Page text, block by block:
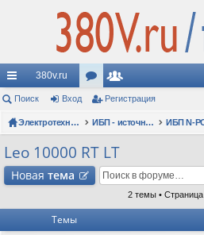
с
ы
лк
380v.ru
ор
ум
ы
ол
ьз
ов
ат
Поиск Вход Регистрация
Электротехнические форумы ИБП - источники бесперебойного питания
Leo 10000 RT LT
Новая тема
2 темы • Страница
Темы